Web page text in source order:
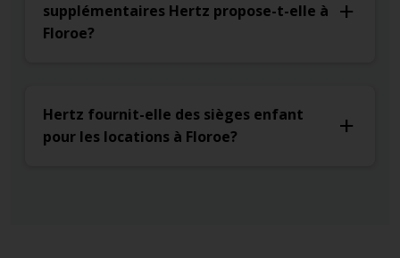
supplémentaires Hertz propose-t-elle à
Floroe?
Hertz fournit-elle des sièges enfant
pour les locations à Floroe?